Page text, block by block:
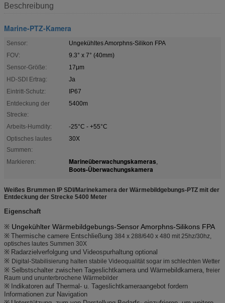
Beschreibung
Marine-PTZ-Kamera
Sensor:
Ungekühltes Amorphns-Silikon FPA
FOV:
9.3° x 7° (40mm)
Sensor-Größe:
17μm
HD-SDI Ertrag:
Ja
Eintritt-Schutz:
IP67
Entdeckung der
Strecke:
5400m
Arbeits-Humdity:
-25°C - +55°C
Optisches lautes
Summen:
30X
Markieren: Marineüberwachungskameras,
Boots-Überwachungskamera
Weißes Brummen IP SDI/Marinekamera der Wärmebildgebungs-PTZ mit der
Entdeckung der Strecke 5400 Meter
Eigenschaft
※ Ungekühlter Wärmebildgebungs-Sensor Amorphns-Silikons FPA
※ Thermische camere Entschließung 384 x 288/640 x 480 mit 25hz/30hz,
optisches lautes Summen 30X
※ Radarzielverfolgung und Videospurhaltung optional
※ Digital-Stabilisierung halten stabile Videoqualität sogar im schlechten Wetter
※ Selbstschalter zwischen Tageslichtkamera und Wärmebildkamera, freier
Raum und ununterbrochene Wärmebilder
※ Indikatoren auf Thermal- u. Tageslichtkameraangebot fordern
Informationen zur Navigation